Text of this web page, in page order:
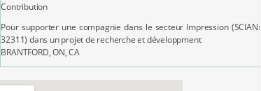
Contribution
Pour supporter une compagnie dans le secteur Impression (SCIAN:
32311) dans un projet de recherche et développment
BRANTFORD, ON, CA